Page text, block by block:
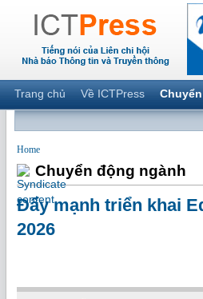
Trang chủ Về ICTPress
Home
Chuyển động ngành
Đẩy mạnh triển khai
2026